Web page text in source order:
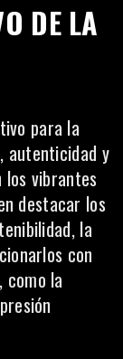
DE LA
para la
autenticidad y
los vibrantes
destacar los
la
con
como la